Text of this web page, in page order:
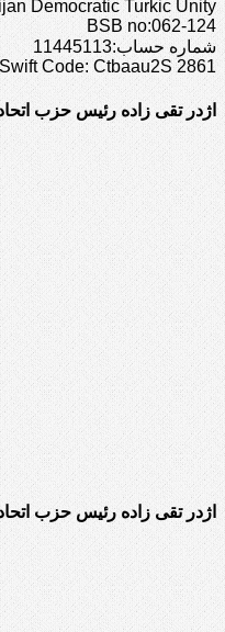
Democratic Turkic Unity
BSB no:062-124
شماره حساب:11445113
Swift Code: Ctbaau2S 2861
اژدر تقی زاده رئیس حزب
اژدر تقی زاده رئیس حزب